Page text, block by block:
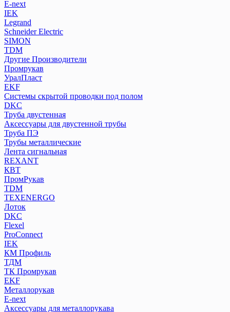
E-next
IEK
Legrand
Schneider Electric
SIMON
TDM
Другие Производители
Промрукав
УралПласт
EKF
Системы скрытой проводки под полом
DKC
Труба двустенная
Аксессуары для двустенной трубы
Труба ПЭ
Трубы металлические
Лента сигнальная
REXANT
КВТ
ПромРукав
ТDM
TEXENERGO
Лоток
DKC
Flexel
ProConnect
IEK
КМ Профиль
ТДМ
ТК Промрукав
EKF
Металлорукав
E-next
Аксессуары для металлорукава